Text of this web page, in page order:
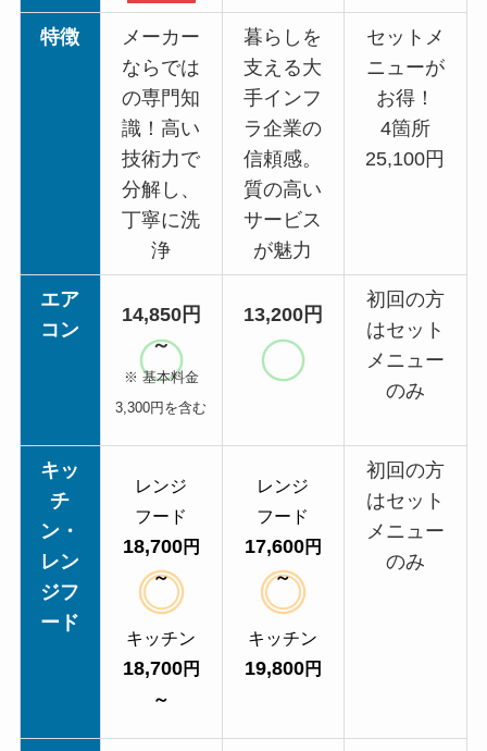
特徴
メーカー
ならでは
の専門知
識！高い
技術力で
分解し、
丁寧に洗
浄
暮らしを
支える大
手インフ
ラ企業の
信頼感。
質の高い
サービス
が魅力
セットメ
ニューが
お得！
4箇所
25,100円
エア
コン
14,850円
～
※ 基本料金
3,300円を含む
13,200円
初回の方
はセット
メニュー
のみ
キッ
チ
ン・
レン
ジフ
ード
レンジ
フード
18,700円
～
キッチン
18,700円
～
レンジ
フード
17,600円
～
キッチン
19,800円
初回の方
はセット
メニュー
のみ